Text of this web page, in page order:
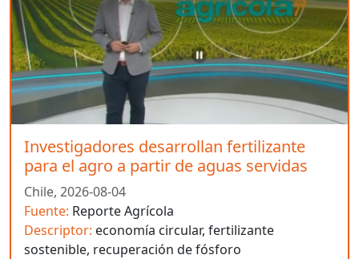
Investigadores desarrollan fertilizante
para el agro a partir de aguas servidas
Chile, 2026-08-04
Fuente: Reporte Agrícola
Descriptor: economía circular, fertilizante
sostenible, recuperación de fósforo